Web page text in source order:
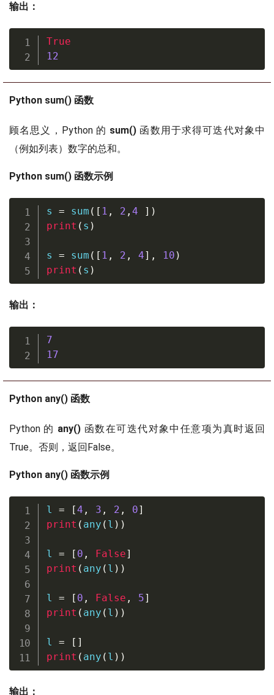
输出：
True
12
Python sum() 函数
顾名思义，Python 的 sum() 函数用于求得可迭代对象中
（例如列表）数字的总和。
Python sum() 函数示例
s = sum ( [ 1 , 2 , 4 ] )
print ( s )
s = sum ( [ 1 , 2 , 4] , 10 )
print ( s )
输出：
7
17
Python any() 函数
Python 的 any() 函数在可迭代对象中任意项为真时返回
True。否则，返回False。
Python any() 函数示例
l = [4 , 3 , 2 , 0]
print ( any ( l ) )
l = [ 0 , False]
print ( any ( l ) )
l = [ 0 , False , 5]
print ( any ( l ) )
l = [ ]
print ( any ( l ) )
输出：